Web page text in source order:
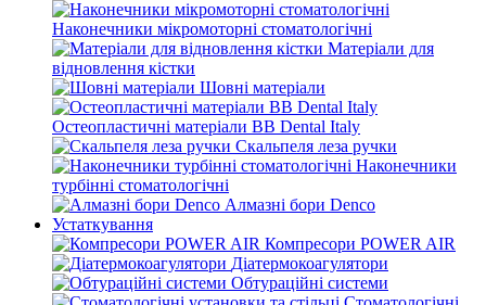
Наконечники мікромоторні стоматологічні
Матеріали для
відновлення кістки
Шовні матеріали
Остеопластичні матеріали BB Dental Italy
Скальпеля леза ручки
Наконечники
турбінні стоматологічні
Алмазні бори Denco
Устаткування
Компресори POWER AIR
Діатермокоагулятори
Обтураційні системи